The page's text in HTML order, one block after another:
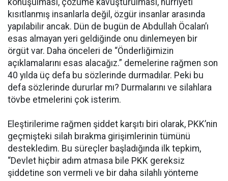
kısıtlanmış insanlarla değil, özgür insanlar arasında
yapılabilir ancak. Dün de bugün de Abdullah Öcalan’ı
esas almayan yeri geldiğinde onu dinlemeyen bir
örgüt var. Daha önceleri de “Önderliğimizin
açıklamalarını esas alacağız.” demelerine rağmen son
40 yılda üç defa bu sözlerinde durmadılar. Peki bu
defa sözlerinde dururlar mı? Durmalarını ve silahlara
tövbe etmelerini çok isterim.
Eleştirilerime rağmen şiddet karşıtı biri olarak, PKK’nin
geçmişteki silah bırakma girişimlerinin tümünü
destekledim. Bu süreçler başladığında ilk tepkim,
“Devlet hiçbir adım atmasa bile PKK gereksiz
şiddetine son vermeli ve bir daha silahlı yönteme